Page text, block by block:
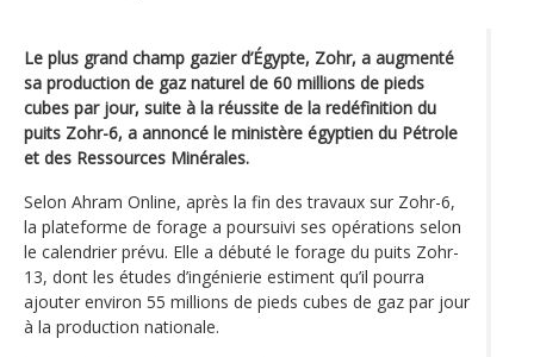
Le plus grand champ gazier d’Égypte, Zohr, a augmenté
sa production de gaz naturel de 60 millions de pieds
cubes par jour, suite à la réussite de la redéfinition du
puits Zohr-6, a annoncé le ministère égyptien du Pétrole
et des Ressources Minérales.
Selon Ahram Online, après la fin des travaux sur Zohr-6,
la plateforme de forage a poursuivi ses opérations selon
le calendrier prévu. Elle a débuté le forage du puits Zohr-
13, dont les études d’ingénierie estiment qu’il pourra
ajouter environ 55 millions de pieds cubes de gaz par jour
à la production nationale.